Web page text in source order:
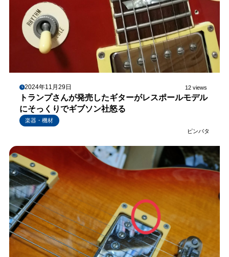
2024年11月29日 12 views
トランプさんが発売したギターがレスポールモデル
にそっくりでギブソン社怒る
楽器・機材
ピンバタ